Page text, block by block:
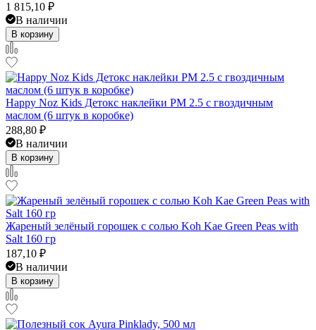
1 815,10 ₽
В наличии
В корзину
Happy Noz Kids Детокс наклейки PM 2.5 с гвоздичным
маслом (6 штук в коробке)
288,80 ₽
В наличии
В корзину
Жареный зелёный горошек с солью Koh Kae Green Peas with
Salt 160 гр
187,10 ₽
В наличии
В корзину